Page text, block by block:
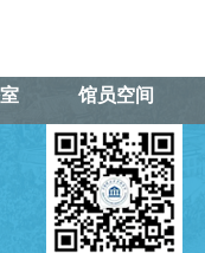
馆员空间